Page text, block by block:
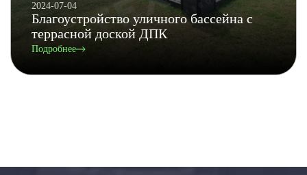
2024-07-04
Благоустройство уличного бассейна с
террасной доской ДПК
Подробнее